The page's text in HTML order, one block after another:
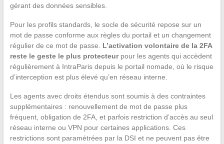
gérant des données sensibles.
Pour les profils standards, le socle de sécurité repose sur un
mot de passe conforme aux règles du portail et un changement
régulier de ce mot de passe. L’activation volontaire de la 2FA
reste le geste le plus protecteurpour les agents qui accèdent
régulièrement à IntraParis depuis le portail nomade, où le risque
d’interception est plus élevé qu’en réseau interne.
Les agents avec droits étendus sont soumis à des contraintes
supplémentaires : renouvellement de mot de passe plus
fréquent, obligation de 2FA, et parfois restriction d’accès au seul
réseau interne ou VPN pour certaines applications. Ces
restrictions sont paramétrées par la DSI et ne peuvent pas être